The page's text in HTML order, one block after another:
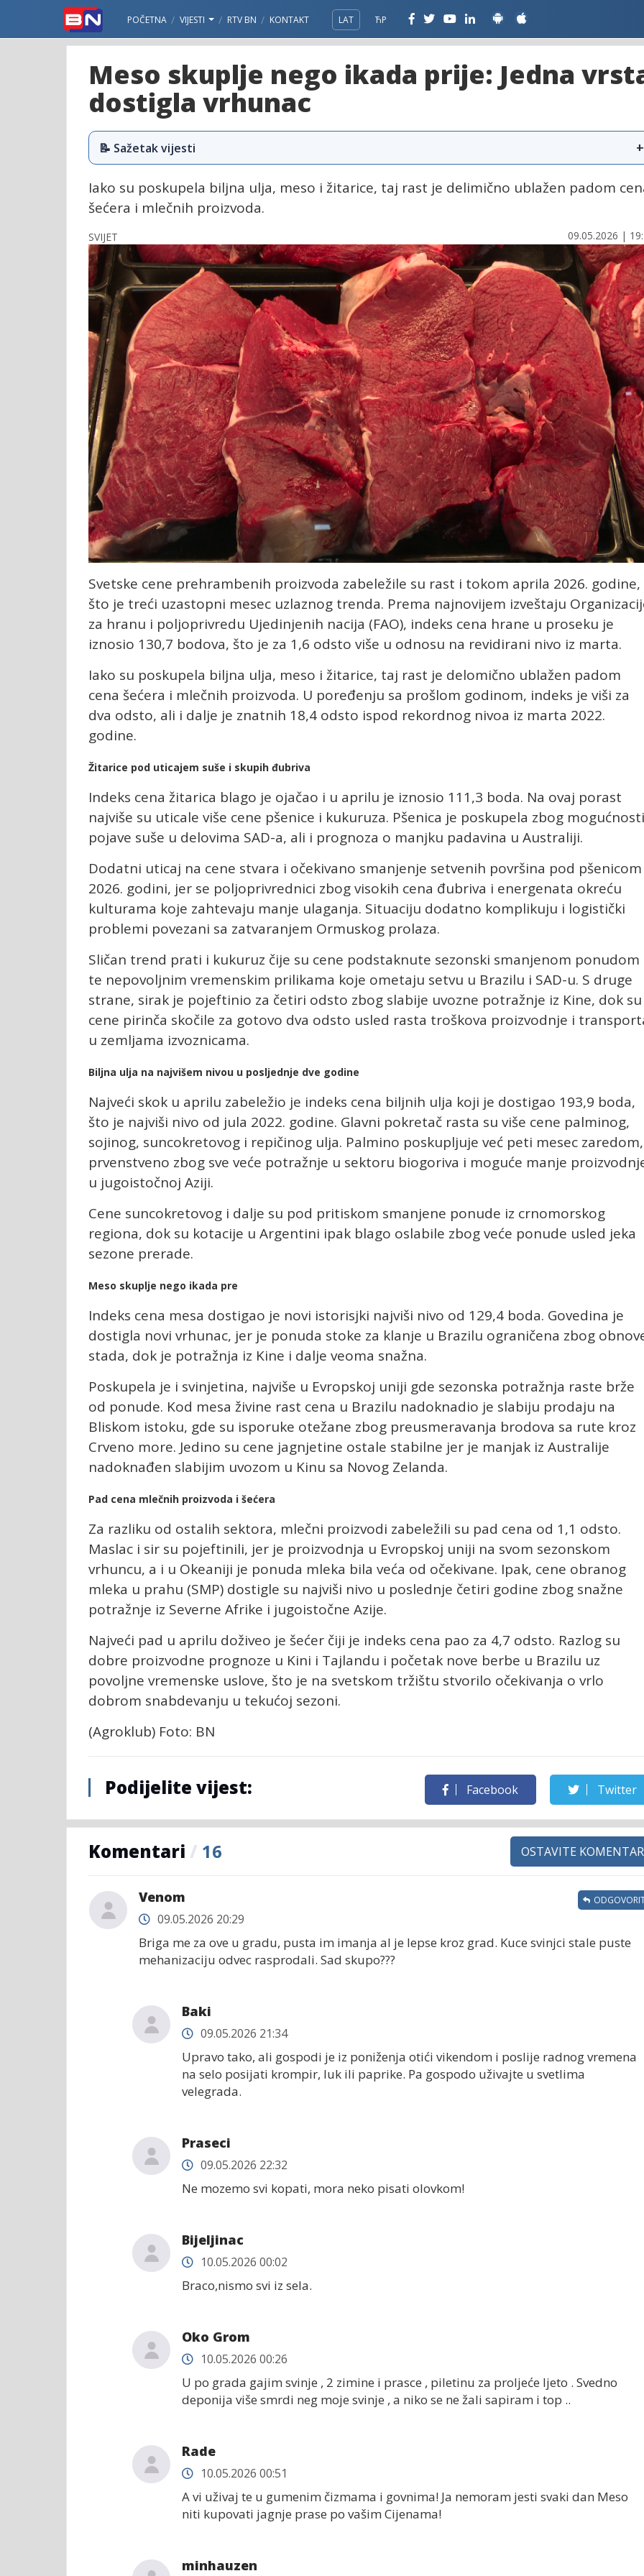
POČETNA VIJESTI RTV BN KONTAKT LAT ЋР
Meso skuplje nego ikada prije: Jedna
dostigla vrhunac
📝 Sažetak vijesti +
Iako su poskupela biljna ulja, meso i žitarice, taj rast je delimično ublažen padom
šećera i mlečnih proizvoda.
SVIJET 09.05.2026 |
Svetske cene prehrambenih proizvoda zabeležile su rast i tokom aprila 2026. godine,
što je treći uzastopni mesec uzlaznog trenda. Prema najnovijem izveštaju
za hranu i poljoprivredu Ujedinjenih nacija (FAO), indeks cena hrane u proseku je
iznosio 130,7 bodova, što je za 1,6 odsto više u odnosu na revidirani nivo iz marta.
Iako su poskupela biljna ulja, meso i žitarice, taj rast je delomično ublažen padom
cena šećera i mlečnih proizvoda. U poređenju sa prošlom godinom, indeks je viši za
dva odsto, ali i dalje je znatnih 18,4 odsto ispod rekordnog nivoa iz marta 2022.
godine.
Žitarice pod uticajem suše i skupih đubriva
Indeks cena žitarica blago je ojačao i u aprilu je iznosio 111,3 boda. Na ovaj porast
najviše su uticale više cene pšenice i kukuruza. Pšenica je poskupela zbog mogućnosti
pojave suše u delovima SAD-a, ali i prognoza o manjku padavina u Australiji.
Dodatni uticaj na cene stvara i očekivano smanjenje setvenih površina pod
2026. godini, jer se poljoprivrednici zbog visokih cena đubriva i energenata okreću
kulturama koje zahtevaju manje ulaganja. Situaciju dodatno komplikuju i logistički
problemi povezani sa zatvaranjem Ormuskog prolaza.
Sličan trend prati i kukuruz čije su cene podstaknute sezonski smanjenom ponudom
te nepovoljnim vremenskim prilikama koje ometaju setvu u Brazilu i SAD-u. S druge
strane, sirak je pojeftinio za četiri odsto zbog slabije uvozne potražnje iz Kine, dok su
cene pirinča skočile za gotovo dva odsto usled rasta troškova proizvodnje i
u zemljama izvoznicama.
Biljna ulja na najvišem nivou u posljednje dve godine
Najveći skok u aprilu zabeležio je indeks cena biljnih ulja koji je dostigao 193,9 boda,
što je najviši nivo od jula 2022. godine. Glavni pokretač rasta su više cene palminog,
sojinog, suncokretovog i repičinog ulja. Palmino poskupljuje već peti mesec zaredom,
prvenstveno zbog sve veće potražnje u sektoru biogoriva i moguće manje
u jugoistočnoj Aziji.
Cene suncokretovog i dalje su pod pritiskom smanjene ponude iz crnomorskog
regiona, dok su kotacije u Argentini ipak blago oslabile zbog veće ponude usled jeka
sezone prerade.
Meso skuplje nego ikada pre
Indeks cena mesa dostigao je novi istorisjki najviši nivo od 129,4 boda. Govedina je
dostigla novi vrhunac, jer je ponuda stoke za klanje u Brazilu ograničena zbog
stada, dok je potražnja iz Kine i dalje veoma snažna.
Poskupela je i svinjetina, najviše u Evropskoj uniji gde sezonska potražnja raste brže
od ponude. Kod mesa živine rast cena u Brazilu nadoknadio je slabiju prodaju na
Bliskom istoku, gde su isporuke otežane zbog preusmeravanja brodova sa rute kroz
Crveno more. Jedino su cene jagnjetine ostale stabilne jer je manjak iz Australije
nadoknađen slabijim uvozom u Kinu sa Novog Zelanda.
Pad cena mlečnih proizvoda i šećera
Za razliku od ostalih sektora, mlečni proizvodi zabeležili su pad cena od 1,1 odsto.
Maslac i sir su pojeftinili, jer je proizvodnja u Evropskoj uniji na svom sezonskom
vrhuncu, a i u Okeaniji je ponuda mleka bila veća od očekivane. Ipak, cene obranog
mleka u prahu (SMP) dostigle su najviši nivo u poslednje četiri godine zbog snažne
potražnje iz Severne Afrike i jugoistočne Azije.
Najveći pad u aprilu doživeo je šećer čiji je indeks cena pao za 4,7 odsto. Razlog su
dobre proizvodne prognoze u Kini i Tajlandu i početak nove berbe u Brazilu uz
povoljne vremenske uslove, što je na svetskom tržištu stvorilo očekivanja o vrlo
dobrom snabdevanju u tekućoj sezoni.
(Agroklub) Foto: BN
Podijelite vijest: Facebook Twitter
Komentari / 16 OSTAVITE KOMENTAR
Venom
09.05.2026 20:29
Briga me za ove u gradu, pusta im imanja al je lepse kroz grad. Kuce svinjci stale puste
mehanizaciju odvec rasprodali. Sad skupo???
Baki
09.05.2026 21:34
Upravo tako, ali gospodi je iz poniženja otići vikendom i poslije radnog vremena
na selo posijati krompir, luk ili paprike. Pa gospodo uživajte u svetlima
velegrada.
Praseci
09.05.2026 22:32
Ne mozemo svi kopati, mora neko pisati olovkom!
Bijeljinac
10.05.2026 00:02
Braco,nismo svi iz sela.
Oko Grom
10.05.2026 00:26
U po grada gajim svinje , 2 zimine i prasce , piletinu za proljeće ljeto . Svedno
deponija više smrdi neg moje svinje , a niko se ne žali sapiram i top ..
Rade
10.05.2026 00:51
A vi uživaj te u gumenim čizmama i govnima! Ja nemoram jesti svaki dan Meso
niti kupovati jagnje prase po vašim Cijenama!
minhauzen